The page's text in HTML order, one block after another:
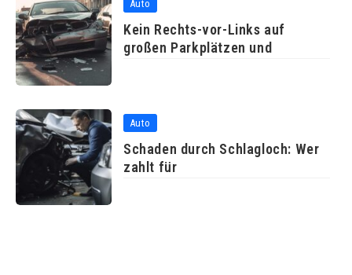
Auto
Kein Rechts-vor-Links auf
großen Parkplätzen und
Auto
Schaden durch Schlagloch: Wer
zahlt für